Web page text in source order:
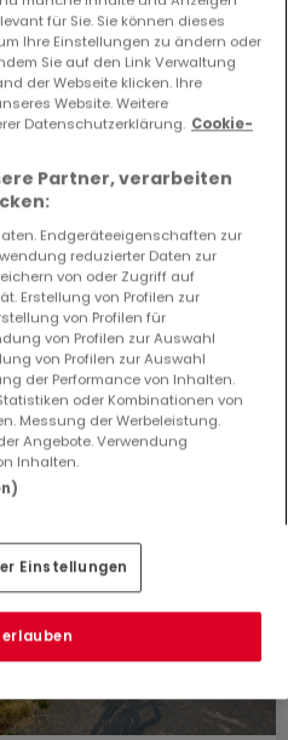
und versuchen Sie
in der Nähe
gefunden, die Sie
Anzeigen
für Sie. Sie können dieses
Ihre Einstellungen zu ändern oder
Sie auf den Link Verwaltung
der Webseite klicken. Ihre
Website. Weitere
Datenschutzerklärung. Cookie-
Partner, verarbeiten
Endgeräteeigenschaften zur
reduzierter Daten zur
von oder Zugriff auf
Erstellung von Profilen zur
von Profilen für
von Profilen zur Auswahl
von Profilen zur Auswahl
der Performance von Inhalten.
oder Kombinationen von
Messung der Werbeleistung.
Angebote. Verwendung
Inhalten.
Einstellungen
erlauben